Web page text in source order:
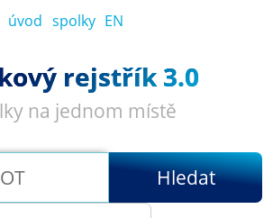
úvod spolky EN
rejstřík 3.0
na jednom místě
Hledat